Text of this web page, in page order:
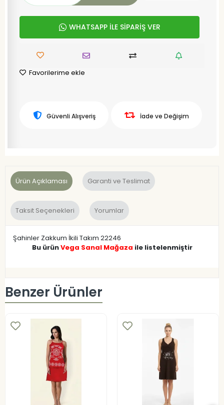
WHATSAPP İLE SİPARİŞ VER
Favorilerime ekle
Güvenli Alışveriş İade ve Değişim
Ürün Açıklaması Garanti ve Teslimat
Taksit Seçenekleri Yorumlar
Şahinler Zakkum İkili Takım 22246
Bu ürünVega Sanal Mağaza ile listelenmiştir
Benzer Ürünler